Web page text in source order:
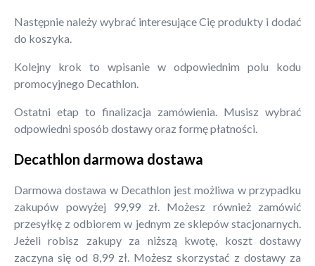
Następnie należy wybrać interesujące Cię produkty i dodać
do koszyka.
Kolejny krok to wpisanie w odpowiednim polu kodu
promocyjnego Decathlon.
Ostatni etap to finalizacja zamówienia. Musisz wybrać
odpowiedni sposób dostawy oraz formę płatności.
Decathlon darmowa dostawa
Darmowa dostawa w Decathlon jest możliwa w przypadku
zakupów powyżej 99,99 zł. Możesz również zamówić
przesyłkę z odbiorem w jednym ze sklepów stacjonarnych.
Jeżeli robisz zakupy za niższą kwotę, koszt dostawy
zaczyna się od 8,99 zł. Możesz skorzystać z dostawy za